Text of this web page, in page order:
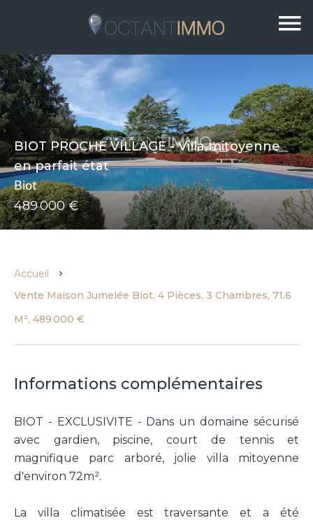
BIOT PROCHE VILLAGE - Villa mitoyenne
en parfait état
Biot
489 000 €
Accueil
Vente Maison Jumelée Biot, 4 Pièces, 3 Chambres, 71.6
M², 489 000 €
Informations complémentaires
BIOT - EXCLUSIVITE - Dans un domaine sécurisé
avec gardien, piscine, court de tennis et
magnifique parc arboré, jolie villa mitoyenne
d'environ 72m².
La villa climatisée est traversante et a été